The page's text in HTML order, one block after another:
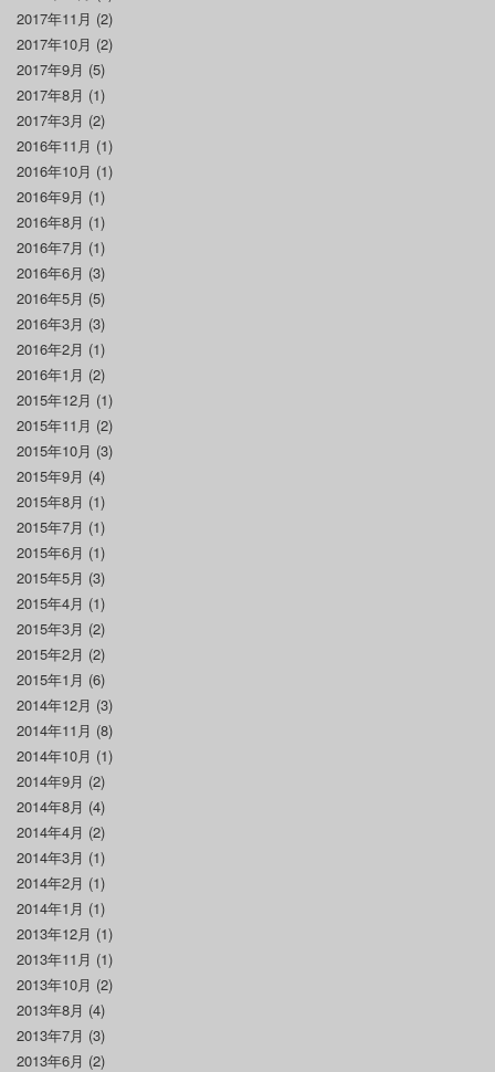
2017年11月 (2)
2017年10月 (2)
2017年9月 (5)
2017年8月 (1)
2017年3月 (2)
2016年11月 (1)
2016年10月 (1)
2016年9月 (1)
2016年8月 (1)
2016年7月 (1)
2016年6月 (3)
2016年5月 (5)
2016年3月 (3)
2016年2月 (1)
2016年1月 (2)
2015年12月 (1)
2015年11月 (2)
2015年10月 (3)
2015年9月 (4)
2015年8月 (1)
2015年7月 (1)
2015年6月 (1)
2015年5月 (3)
2015年4月 (1)
2015年3月 (2)
2015年2月 (2)
2015年1月 (6)
2014年12月 (3)
2014年11月 (8)
2014年10月 (1)
2014年9月 (2)
2014年8月 (4)
2014年4月 (2)
2014年3月 (1)
2014年2月 (1)
2014年1月 (1)
2013年12月 (1)
2013年11月 (1)
2013年10月 (2)
2013年8月 (4)
2013年7月 (3)
2013年6月 (2)